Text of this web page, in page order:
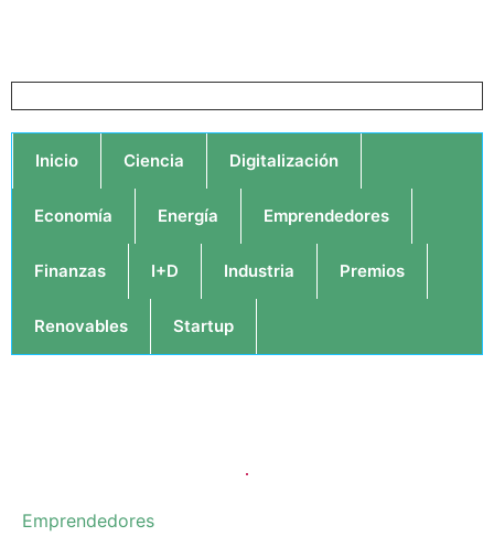
Inicio Ciencia Digitalización
Economía Energía Emprendedores
Finanzas I+D Industria Premios
Renovables Startup
Emprendedores